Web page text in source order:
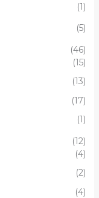
(1)
(5)
(46)
(15)
(13)
(17)
(1)
(12)
(4)
(2)
(4)